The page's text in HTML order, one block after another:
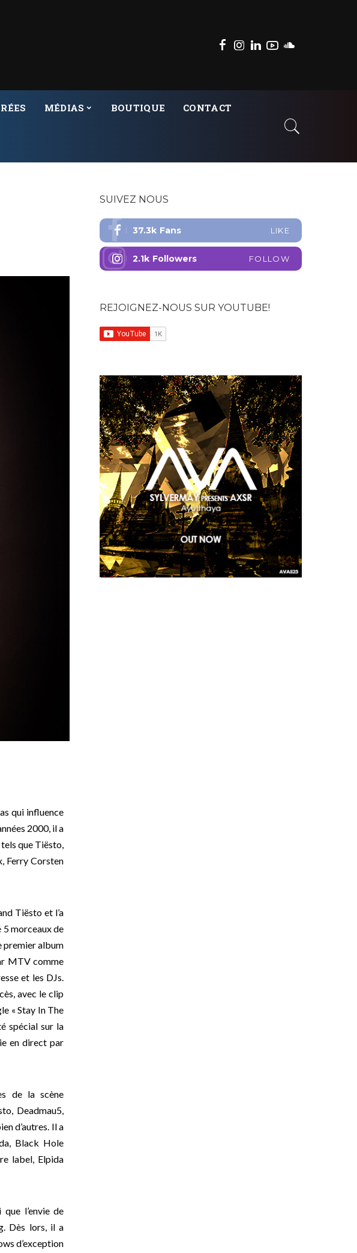
MÉDIAS BOUTIQUE CONTACT
qui influence
2000, il a
tels que Tiësto,
Ferry Corsten
Tiësto et l’a
5 morceaux de
premier album
MTV comme
et les DJs.
avec le clip
« Stay In The
spécial sur la
en direct par
de la scène
Deadmau5,
d’autres. Il a
Black Hole
label, Elpida
l’envie de
Dès lors, il a
d’exception
SUIVEZ NOUS
37.3k Fans LIKE
2.1k Followers FOLLOW
REJOIGNEZ-NOUS SUR YOUTUBE!